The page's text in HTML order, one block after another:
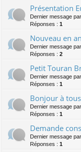
Présentation
Dernier message par
Réponses : 1
Nouveau en
Dernier message par
Réponses : 2
Petit Touran
Dernier message par
Réponses : 1
Bonjour à tous
Dernier message par
Réponses : 1
Demande
Dernier message par
Réponses : 1